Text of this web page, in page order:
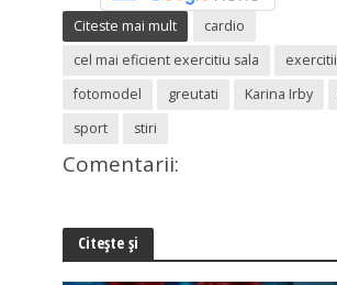
Citeste mai mult
cardio
cel mai eficient exercitiu sala
exercitii
fotomodel
greutati Karina Irby
sport
stiri
Comentarii:
Citește și